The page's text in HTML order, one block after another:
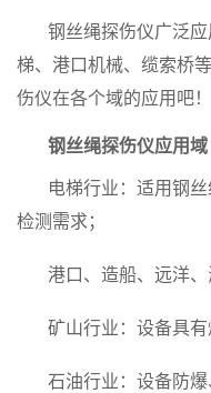
钢丝绳探伤仪广泛
梯、港口机械、缆索桥
伤仪在各个域的应用吧！
钢丝绳探伤仪应用域
电梯行业：适用钢
检测需求；
港口、造船、远洋、
矿山行业：设备具有
石油行业：设备防爆